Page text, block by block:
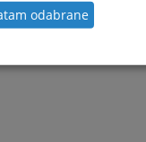
odabrane